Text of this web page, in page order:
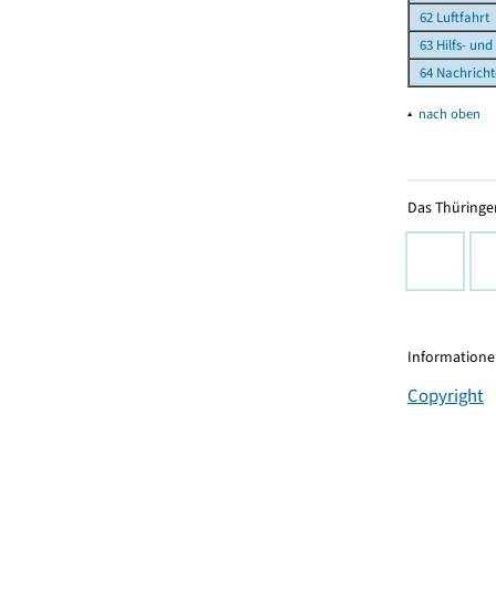
62 Luftfahrt
63 Hilfs-
64
▴ nach oben
Das
Copyright